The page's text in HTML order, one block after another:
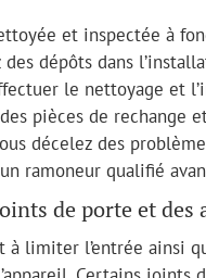
et inspectée à
dépôts dans
le nettoyage et
pièces de rechange
décelez des
ramoneur qualifié
de porte et des
à limiter l’entrée ainsi